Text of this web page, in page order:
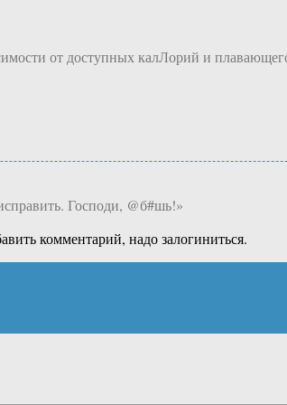
от доступных калЛорий и
Господи, @б#шь!»
комментарий, надо залогиниться.